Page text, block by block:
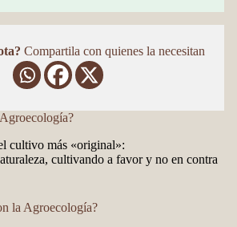
Compartila con quienes la necesitan
cultivo más «original»:
cultivando a favor y no en contra
la Agroecología?